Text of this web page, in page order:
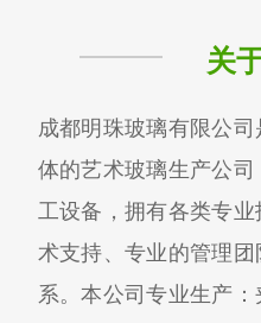
关
成都明珠玻璃有限公
体的艺术玻璃生产公
工设备，拥有各类专
术支持、专业的管理
系。本公司专业生产